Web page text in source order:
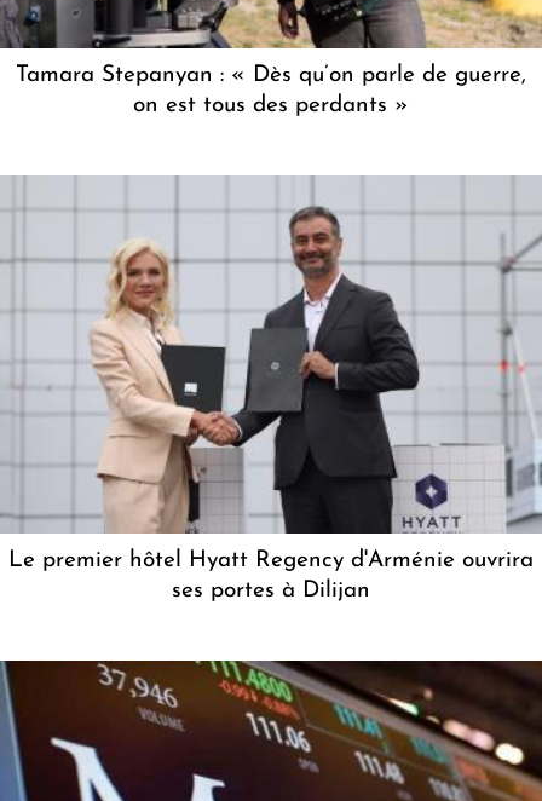
Tamara Stepanyan : « Dès qu’on parle de guerre,
on est tous des perdants »
Le premier hôtel Hyatt Regency d'Arménie ouvrira
ses portes à Dilijan